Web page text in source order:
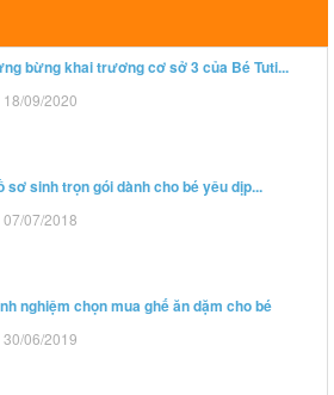
bừng khai trương cơ sở 3 của Bé Tuti...
18/09/2020
sơ sinh trọn gói dành cho bé yêu dịp...
07/07/2018
nghiệm chọn mua ghế ăn dặm cho bé
30/06/2019